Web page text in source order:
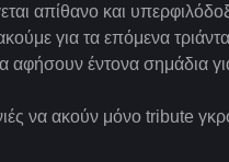
απίθανο και
για τα επόμενα
αφήσουν έντονα σημάδια
να ακούν μόνο tribute